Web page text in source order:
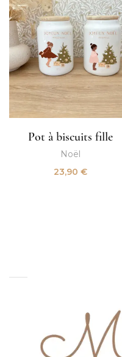
Pot à biscuits fille
Noël
23,90€